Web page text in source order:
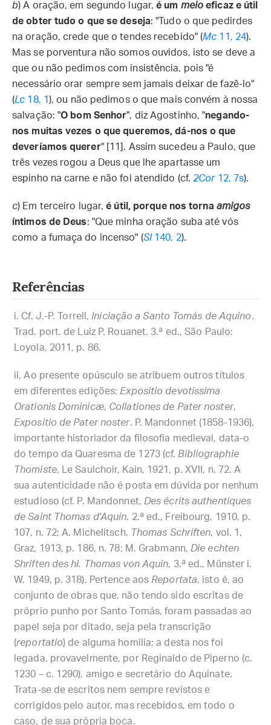
b) A oração, em segundo lugar,é um meio eficaz e útil
de obter tudo o que se deseja: "Tudo o que pedirdes
na oração, crede que o tendes recebido" (Mc 11, 24).
Mas se porventura não somos ouvidos, isto se deve a
que ou não pedimos com insistência, pois "é
necessário orar sempre sem jamais deixar de fazê-lo"
(Lc 18, 1 ), ou não pedimos o que mais convém à nossa
salvação: "O bom Senhor", diz Agostinho, "negando-
nos muitas vezes o que queremos, dá-nos o que
deveríamos querer" [11]. Assim sucedeu a Paulo, que
três vezes rogou a Deus que lhe apartasse um
espinho na carne e não foi atendido (cf.2Cor12, 7s).
c) Em terceiro lugar,é útil, porque nos torna amigos
íntimos de Deus: "Que minha oração suba até vós
como a fumaça do incenso" (Sl140, 2).
Referências
Cf. J.-P. Torrell, Iniciação a Santo Tomás de Aquino.
Trad. port. de Luiz P. Rouanet. 3.ª ed., São Paulo:
Loyola, 2011, p. 86.
Ao presente opúsculo se atribuem outros títulos
em diferentes edições: Expositio devotissima
Orationis Dominicæ, Collationes de Pater noster,
Expositio de Pater noster. P. Mandonnet (1858-1936),
importante historiador da filosofia medieval, data-o
do tempo da Quaresma de 1273 (cf. Bibliographie
Thomiste, Le Saulchoir, Kain, 1921, p. XVII, n. 72. A
sua autenticidade não é posta em dúvida por nenhum
estudioso (cf. P. Mandonnet, Des écrits authentiques
de Saint Thomas d'Aquin. 2.ª ed., Freibourg, 1910, p.
107, n. 72; A. Michelitsch, Thomas Schriften, vol. 1,
Graz, 1913, p. 186, n. 78; M. Grabmann, Die echten
Shriften des hl. Thomas von Aquin, 3.ª ed., Münster i.
W. 1949, p. 318). Pertence aos Reportata, isto é, ao
conjunto de obras que, não tendo sido escritas de
próprio punho por Santo Tomás, foram passadas ao
papel seja por ditado, seja pela transcrição
(reportatio) de alguma homilia; a desta nos foi
legada, provavelmente, por Reginaldo de Piperno (c.
1230 – c. 1290), amigo e secretário do Aquinate.
Trata-se de escritos nem sempre revistos e
corrigidos pelo autor, mas recebidos, em todo o
caso, de sua própria boca.